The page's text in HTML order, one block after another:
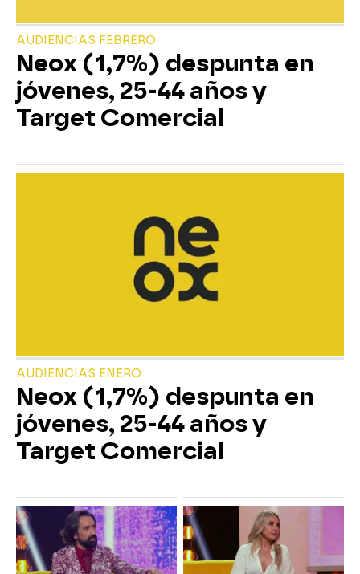
AUDIENCIAS FEBRERO
Neox (1,7%) despunta en
jóvenes, 25-44 años y
Target Comercial
AUDIENCIAS ENERO
Neox (1,7%) despunta en
jóvenes, 25-44 años y
Target Comercial